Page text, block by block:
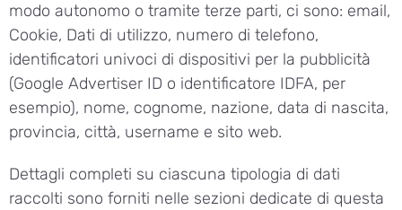
modo autonomo o tramite terze parti, ci sono: email,
Cookie, Dati di utilizzo, numero di telefono,
identificatori univoci di dispositivi per la pubblicità
(Google Advertiser ID o identificatore IDFA, per
esempio), nome, cognome, nazione, data di nascita,
provincia, città, username e sito web.
Dettagli completi su ciascuna tipologia di dati
raccolti sono forniti nelle sezioni dedicate di questa